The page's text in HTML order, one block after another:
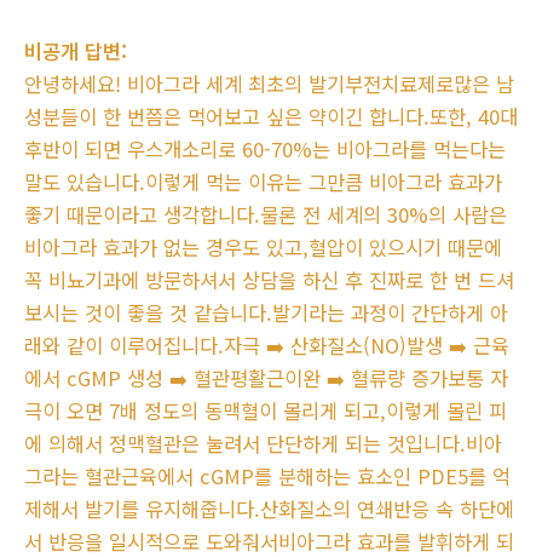
비공개 답변:
안녕하세요! 비아그라 세계 최초의 발기부전치료제로많은 남
성분들이 한 번쯤은 먹어보고 싶은 약이긴 합니다.또한, 40대
후반이 되면 우스개소리로 60-70%는 비아그라를 먹는다는
말도 있습니다.이렇게 먹는 이유는 그만큼 비아그라 효과가
좋기 때문이라고 생각합니다.물론 전 세계의 30%의 사람은
비아그라 효과가 없는 경우도 있고,혈압이 있으시기 때문에
꼭 비뇨기과에 방문하셔서 상담을 하신 후 진짜로 한 번 드셔
보시는 것이 좋을 것 같습니다.발기라는 과정이 간단하게 아
래와 같이 이루어집니다.자극 ➡️ 산화질소(NO)발생 ➡️ 근육
에서 cGMP 생성 ➡️ 혈관평활근이완 ➡️ 혈류량 증가보통 자
극이 오면 7배 정도의 동맥혈이 몰리게 되고,이렇게 몰린 피
에 의해서 정맥혈관은 눌려서 단단하게 되는 것입니다.비아
그라는 혈관근육에서 cGMP를 분해하는 효소인 PDE5를 억
제해서 발기를 유지해줍니다.산화질소의 연쇄반응 속 하단에
서 반응을 일시적으로 도와줘서비아그라 효과를 발휘하게 되